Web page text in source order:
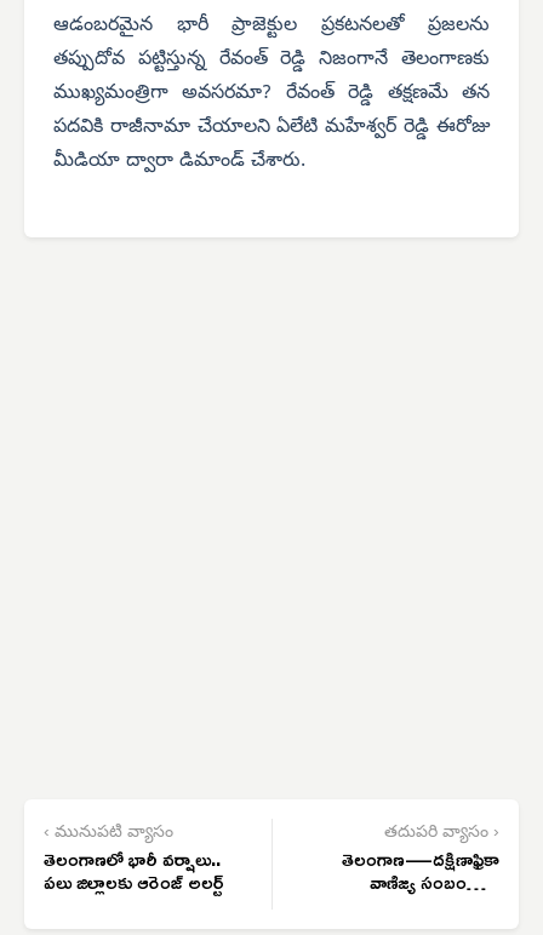
ఆడంబరమైన భారీ ప్రాజెక్టుల ప్రకటనలతో ప్రజలను
తప్పుదోవ పట్టిస్తున్న రేవంత్ రెడ్డి నిజంగానే తెలంగాణకు
ముఖ్యమంత్రిగా అవసరమా? రేవంత్ రెడ్డి తక్షణమే తన
పదవికి రాజీనామా చేయాలని ఏలేటి మహేశ్వర్ రెడ్డి ఈరోజు
మీడియా ద్వారా డిమాండ్ చేశారు.
‹ మునుపటి వ్యాసం
తెలంగాణలో భారీ వర్షాలు..
పలు జిల్లాలకు ఆరెంజ్ అలర్ట్
తదుపరి వ్యాసం ›
తెలంగాణ—దక్షిణాఫ్రికా
వాణిజ్య సంబంధాలు
మరింత ముందుకు